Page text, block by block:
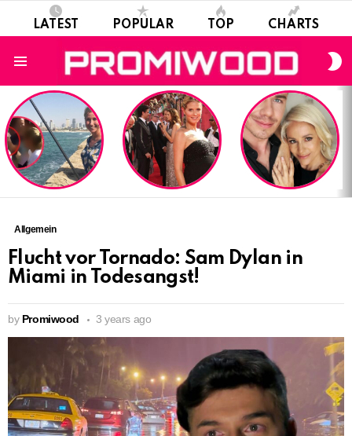
LATEST POPULAR TOP CHARTS
LATEST
STORIES
Allgemein
Flucht vor Tornado: Sam Dylan in
Miami in Todesangst!
by Promiwood 3 years ago